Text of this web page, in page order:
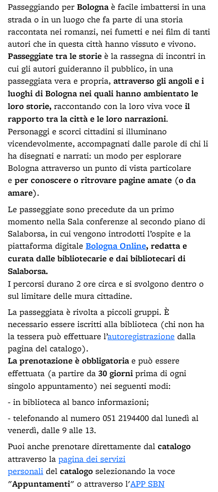
Passeggiando per Bolognaè facile imbattersi in una
strada o in un luogo che fa parte di una storia
raccontata nei romanzi, nei fumetti e nei film di tanti
autori che in questa città hanno vissuto e vivono.
Passeggiate tra le storie è la rassegna di incontri in
cui gli autori guideranno il pubblico, in una
passeggiata vera e propria, attraverso gli angoli e i
luoghi di Bologna nei quali hanno ambientato le
loro storie, raccontando con la loro viva voce il
rapporto tra la città e le loro narrazioni.
Personaggi e scorci cittadini si illuminano
vicendevolmente, accompagnati dalle parole di chi li
ha disegnati e narrati: un modo per esplorare
Bologna attraverso un punto di vista particolare
e per conoscere o ritrovare pagine amate (o da
amare).
Le passeggiate sono precedute da un primo
momento nella Sala conferenze al secondo piano di
Salaborsa, in cui vengono introdotti l’ospite e la
piattaforma digitale Bologna Online, redatta e
curata dalle bibliotecarie e dai bibliotecari di
Salaborsa.
I percorsi durano 2 ore circa e si svolgono dentro o
sul limitare delle mura cittadine.
La passeggiata è rivolta a piccoli gruppi. È
necessario essere iscritti alla biblioteca (chi non ha
la tessera può effettuare l’autoregistrazione dalla
pagina del catalogo).
La prenotazione è obbligatoriae può essere
effettuata (a partire da 30 giorni prima di ogni
singolo appuntamento) nei seguenti modi:
- in biblioteca al banco informazioni;
- telefonando al numero 051 2194400 dal lunedì al
venerdì, dalle 9 alle 13.
Puoi anche prenotare direttamente dal catalogo
attraverso la pagina dei servizi
personali del catalogo selezionando la voce
"Appuntamenti" o attraverso l'APP SBN